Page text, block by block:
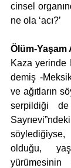
cinsel
ne ola ‘acı?’
Ölüm-Yaşam
Kaza yerinde
demiş -
ve ağıtların
serpildiği
olduğu,